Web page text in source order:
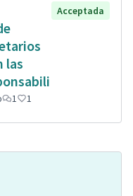
las
Acceptada
1 1